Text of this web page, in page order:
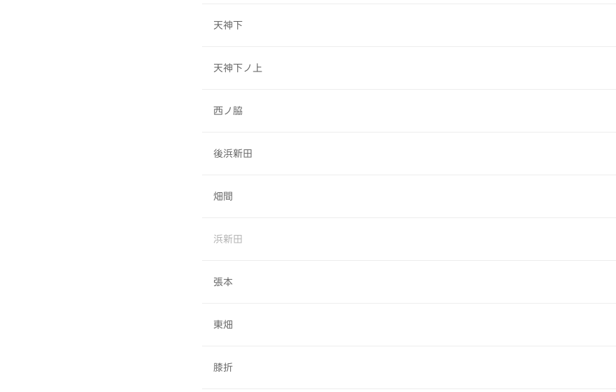
天神下
天神下ノ上
西ノ脇
後浜新田
畑間
浜新田
張本
東畑
膝折